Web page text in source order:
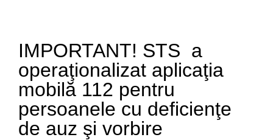
IMPORTANT! STS a
operaţionalizat aplicaţia
mobilă 112 pentru
persoanele cu deficienţe
de auz şi vorbire